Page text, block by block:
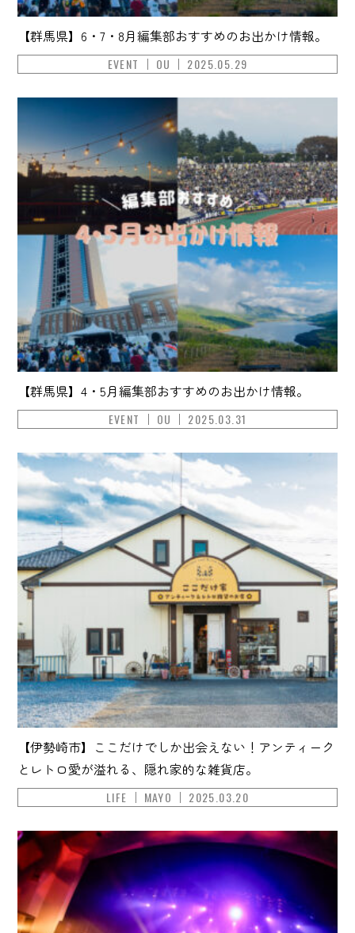
【群馬県】6・7・8月編集部おすすめのお出かけ情報。
EVENT OU 2025.05.29
【群馬県】4・5月編集部おすすめのお出かけ情報。
EVENT OU 2025.03.31
【伊勢崎市】ここだけでしか出会えない！アンティーク
とレトロ愛が溢れる、隠れ家的な雑貨店。
LIFE MAYO 2025.03.20